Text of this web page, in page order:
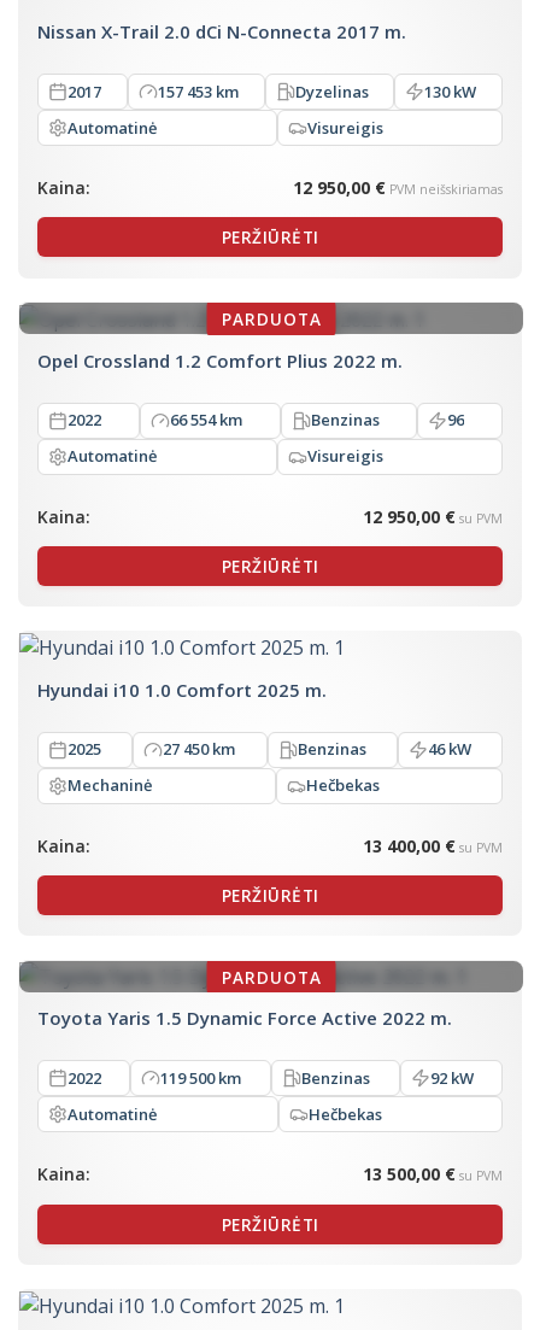
Nissan X-Trail 2.0 dCi N-Connecta 2017 m.
2017 157 453 km Dyzelinas
130 kW
Automatinė
Visureigis
Kaina: 12 950,00 € PVM neišskiriamas
PERŽIŪRĖTI
Opel Crossland 1.2 Comfort Plius 2022 m.
2022 66 554 km Benzinas
96
Automatinė
Visureigis
Kaina: 12 950,00 € su PVM
PERŽIŪRĖTI
Hyundai i10 1.0 Comfort 2025 m.
2025 27 450 km Benzinas
46 kW
Mechaninė
Hečbekas
Kaina: 13 400,00 € su PVM
PERŽIŪRĖTI
Toyota Yaris 1.5 Dynamic Force Active 2022 m.
2022 119 500 km Benzinas
92 kW
Automatinė
Hečbekas
Kaina: 13 500,00 € su PVM
PERŽIŪRĖTI